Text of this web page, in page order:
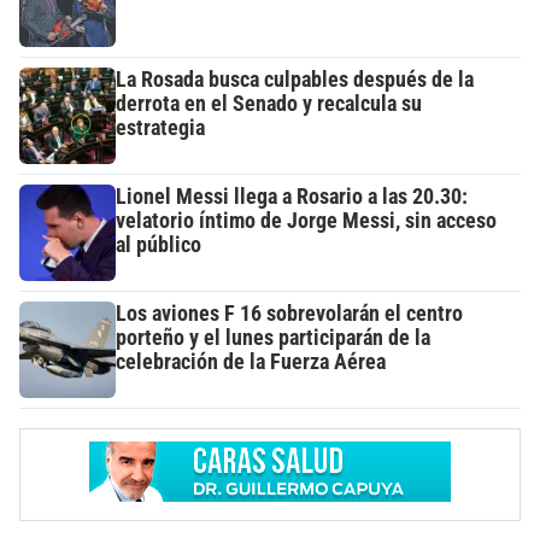
La Rosada busca culpables después de la
derrota en el Senado y recalcula su
estrategia
Lionel Messi llega a Rosario a las 20.30:
velatorio íntimo de Jorge Messi, sin acceso
al público
Los aviones F 16 sobrevolarán el centro
porteño y el lunes participarán de la
celebración de la Fuerza Aérea